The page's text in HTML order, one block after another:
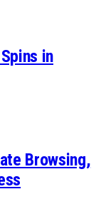
in
Browsing,